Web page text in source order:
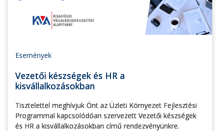
Események
Vezetői készségek és HR a
kisvállalkozásokban
Tisztelettel meghívjuk Önt az Üzleti Környezet Fejlesztési
Programmal kapcsolódóan szervezett Vezetői készségek
és HR a kisvállalkozásokban című rendezvényünkre.